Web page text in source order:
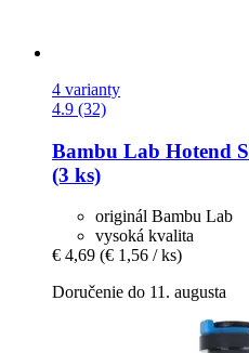
4 varianty
4.9 (32)
Bambu Lab Hotend
(3 ks)
originál Bambu Lab
vysoká kvalita
€ 4,69 (€ 1,56 / ks)
Doručenie do 11. augusta